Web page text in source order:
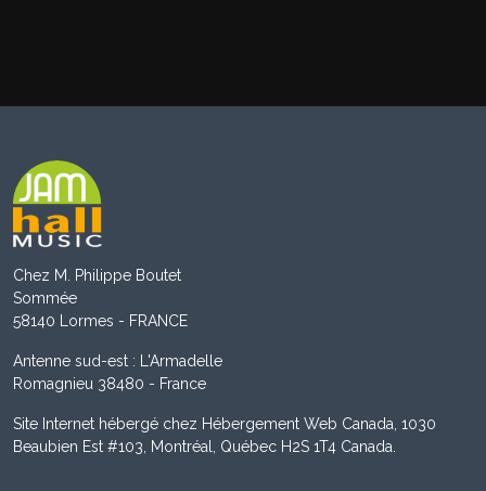
Chez M. Philippe Boutet
Sommée
58140 Lormes - FRANCE
Antenne sud-est : L'Armadelle
Romagnieu 38480 - France
Site Internet hébergé chez Hébergement Web Canada, 1030
Beaubien Est #103, Montréal, Québec H2S 1T4 Canada.